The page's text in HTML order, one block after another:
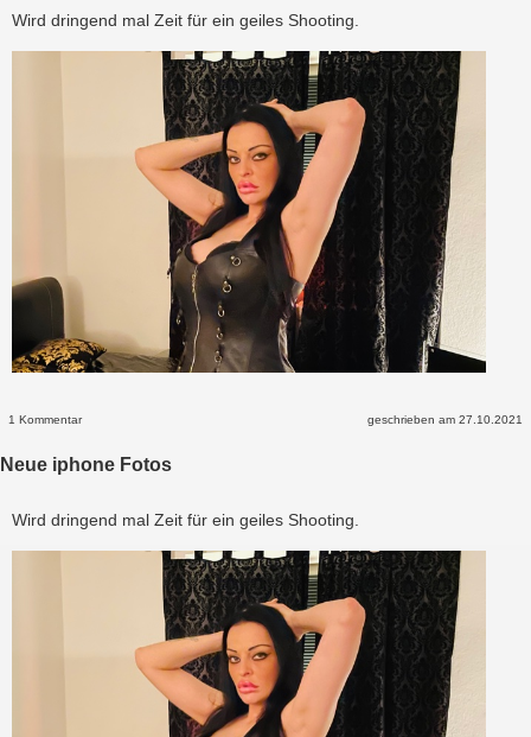
Wird dringend mal Zeit für ein geiles Shooting.
1 Kommentar geschrieben am 27.10.2021
Neue iphone Fotos
Wird dringend mal Zeit für ein geiles Shooting.